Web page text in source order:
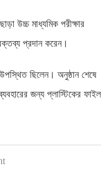
উচ্চ মাধ্যমিক পরীক্ষার
প্রদান করেন।
উপস্থিত ছিলেন। অনুষ্ঠান শেষে
ব্যবহারের জন্য প্লাস্টিকের ফাইল